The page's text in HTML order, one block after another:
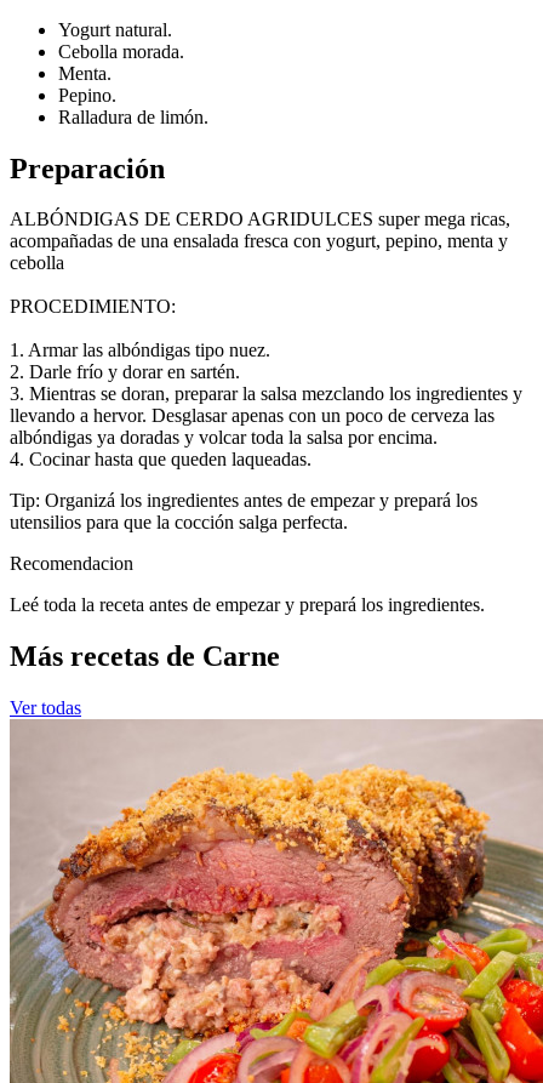
Yogurt natural.
Cebolla morada.
Menta.
Pepino.
Ralladura de limón.
Preparación
ALBÓNDIGAS DE CERDO AGRIDULCES super mega ricas,
acompañadas de una ensalada fresca con yogurt, pepino, menta y
cebolla
PROCEDIMIENTO:
1. Armar las albóndigas tipo nuez.
2. Darle frío y dorar en sartén.
3. Mientras se doran, preparar la salsa mezclando los ingredientes y
llevando a hervor. Desglasar apenas con un poco de cerveza las
albóndigas ya doradas y volcar toda la salsa por encima.
4. Cocinar hasta que queden laqueadas.
Tip: Organizá los ingredientes antes de empezar y prepará los
utensilios para que la cocción salga perfecta.
Recomendacion
Leé toda la receta antes de empezar y prepará los ingredientes.
Más recetas de Carne
Ver todas